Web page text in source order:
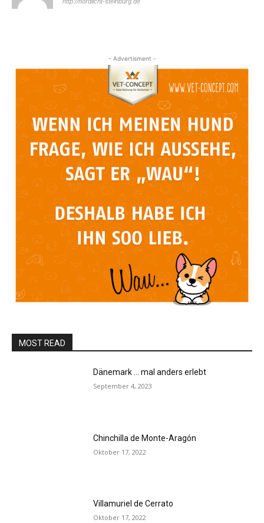
- Advertisment -
MOST READ
Dänemark … mal anders erlebt
September 4, 2023
Chinchilla de Monte-Aragón
Oktober 17, 2022
Villamuriel de Cerrato
Oktober 17, 2022